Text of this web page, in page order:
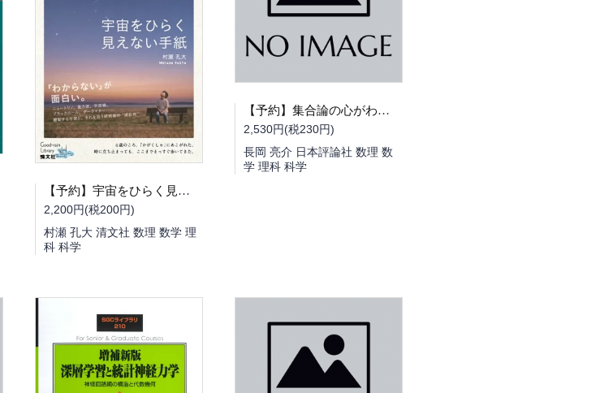
【予約】宇宙をひらく見えない手紙（08/25頃発送予定）
2,200円(税200円)
村瀬 孔大 清文社 数理 数学 理
科 科学
【予約】集合論の心がわかる 新しいアプローチ 思索の基盤としての現代数学（09/25頃発送予定）→10/20に延期になりました
2,530円(税230円)
長岡 亮介 日本評論社 数理 数
学 理科 科学